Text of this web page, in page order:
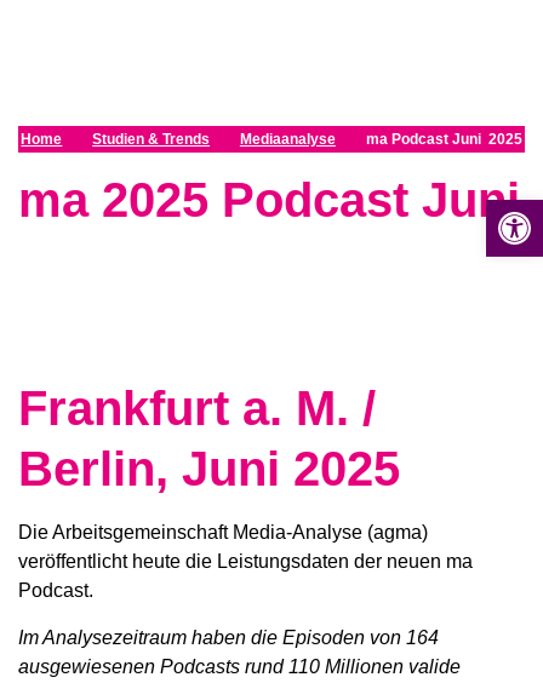
Home Studien & Trends Mediaanalyse ma Podcast Juni 2025
ma 2025 Podcast Juni
Frankfurt a. M. /
Berlin, Juni 2025
Die Arbeitsgemeinschaft Media-Analyse (agma)
veröffentlicht heute die Leistungsdaten der neuen ma
Podcast.
Im Analysezeitraum haben die Episoden von 164
ausgewiesenen Podcasts rund 110 Millionen valide